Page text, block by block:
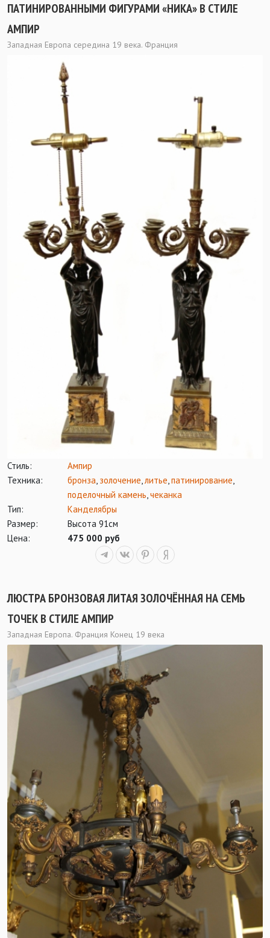
ПАТИНИРОВАННЫМИ ФИГУРАМИ «НИКА» В СТИЛЕ
АМПИР
Западная Европа середина 19 века. Франция
Стиль:
Ампир
Техника:
бронза, золочение,литье,патинирование,
поделочный камень,чеканка
Тип:
Канделябры
Размер:
Высота 91см
Цена:
475 000 руб
ЛЮСТРА БРОНЗОВАЯ ЛИТАЯ ЗОЛОЧЁННАЯ НА СЕМЬ
ТОЧЕК В СТИЛЕ АМПИР
Западная Европа. Франция Конец 19 века